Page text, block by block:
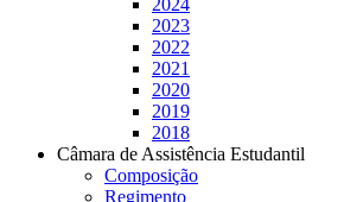
2024
2023
2022
2021
2020
2019
2018
Câmara de Assistência Estudantil
Composição
Regimento